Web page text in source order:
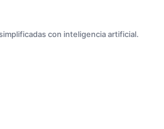
con inteligencia artificial.